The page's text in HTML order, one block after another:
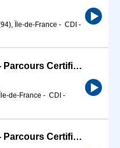
Île-de-France - CDI -
Directeur de Supermarché - Parcours Certifiant (H/F)
de-France - CDI -
Directeur de Supermarché - Parcours Certifiant (H/F)